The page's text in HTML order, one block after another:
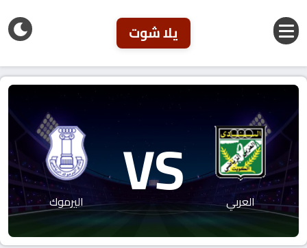
يلا شوت
العربي VS اليرموك